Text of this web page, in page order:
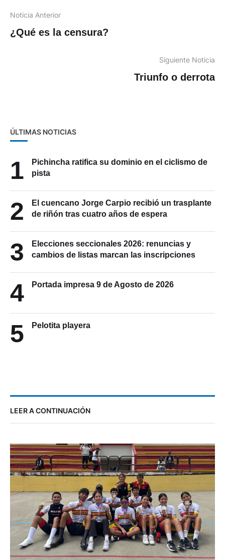
Noticia Anterior
¿Qué es la censura?
Siguiente Noticia
Triunfo o derrota
ÚLTIMAS NOTICIAS
1
Pichincha ratifica su dominio en el ciclismo de
pista
2
El cuencano Jorge Carpio recibió un trasplante
de riñón tras cuatro años de espera
3
Elecciones seccionales 2026: renuncias y
cambios de listas marcan las inscripciones
4 Portada impresa 9 de Agosto de 2026
5 Pelotita playera
LEER A CONTINUACIÓN